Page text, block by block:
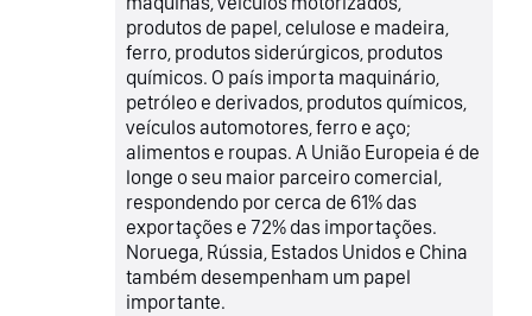
produtos de papel, celulose e madeira,
ferro, produtos siderúrgicos, produtos
químicos. O país importa maquinário,
petróleo e derivados, produtos químicos,
veículos automotores, ferro e aço;
alimentos e roupas. A União Europeia é de
longe o seu maior parceiro comercial,
respondendo por cerca de 61% das
exportações e 72% das importações.
Noruega, Rússia, Estados Unidos e China
também desempenham um papel
importante.